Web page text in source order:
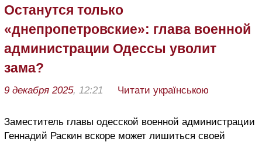
Останутся только
«днепропетровские»: глава военной
администрации Одессы уволит
зама?
9 декабря 2025, 12:21 Читати українською
Заместитель главы одесской военной администрации
Геннадий Раскин вскоре может лишиться своей